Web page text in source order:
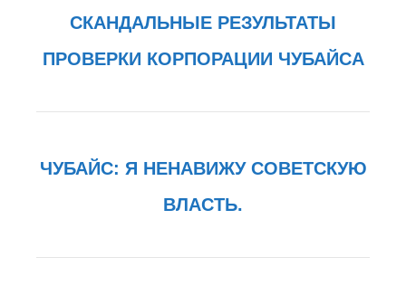
СКАНДАЛЬНЫЕ РЕЗУЛЬТАТЫ
ПРОВЕРКИ КОРПОРАЦИИ ЧУБАЙСА
ЧУБАЙС: Я НЕНАВИЖУ СОВЕТСКУЮ
ВЛАСТЬ.